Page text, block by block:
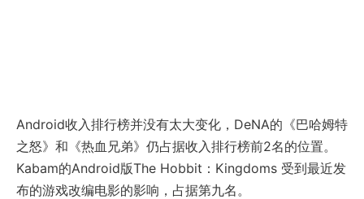
Android收入排行榜并没有太大变化，DeNA的《巴哈姆特
之怒》和《热血兄弟》仍占据收入排行榜前2名的位置。
Kabam的Android版The Hobbit：Kingdoms 受到最近发
布的游戏改编电影的影响，占据第九名。